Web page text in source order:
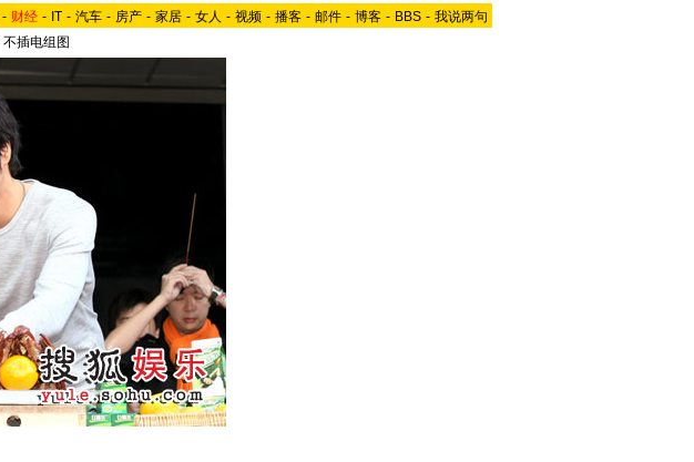
- 财经 - IT - 汽车 - 房产 - 家居 - 女人 - 视频 - 播客 - 邮件 - 博客 - BBS - 我说两句
不插电组图